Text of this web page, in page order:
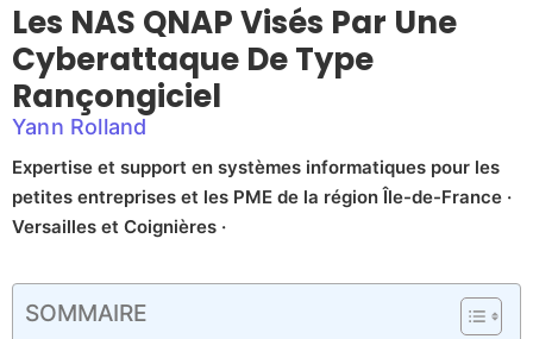
Les NAS QNAP Visés Par Une
Cyberattaque De Type
Rançongiciel
Yann Rolland
Expertise et support en systèmes informatiques pour les
petites entreprises et les PME de la région Île-de-France ·
Versailles et Coignières ·
SOMMAIRE